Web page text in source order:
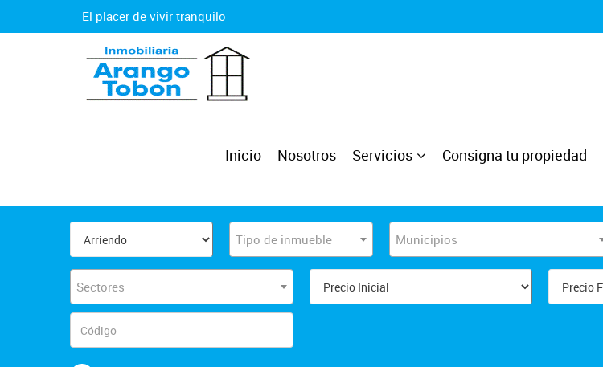
El placer de vivir tranquilo
Inicio Nosotros Servicios Consigna tu propiedad
Tipo de inmueble Municipios
Sectores